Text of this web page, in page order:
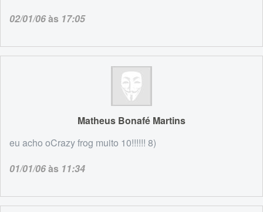
02/01/06às 17:05
Matheus Bonafé Martins
eu acho oCrazy frog muito 10!!!!!! 8)
01/01/06às 11:34